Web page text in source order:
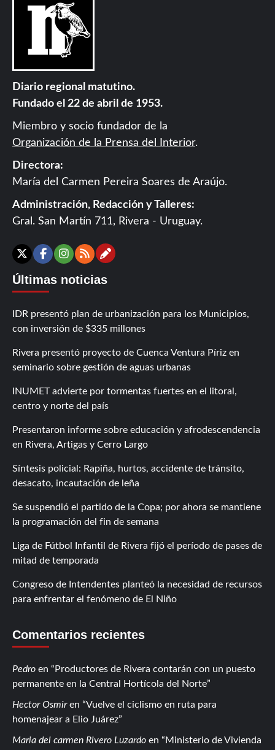
Diario regional matutino.
Fundado el 22 de abril de 1953.
Miembro y socio fundador de la
Organización de la Prensa del Interior.
Directora:
María del Carmen Pereira Soares de Araújo.
Administración, Redacción y Talleres:
Gral. San Martín 711, Rivera - Uruguay.
X Facebook
Instagram
RSSContáctanos
Últimas noticias
IDR presentó plan de urbanización para los Municipios,
con inversión de $335 millones
Rivera presentó proyecto de Cuenca Ventura Píriz en
seminario sobre gestión de aguas urbanas
INUMET advierte por tormentas fuertes en el litoral,
centro y norte del país
Presentaron informe sobre educación y afrodescendencia
en Rivera, Artigas y Cerro Largo
Síntesis policial: Rapiña, hurtos, accidente de tránsito,
desacato, incautación de leña
Se suspendió el partido de la Copa; por ahora se mantiene
la programación del fin de semana
Liga de Fútbol Infantil de Rivera fijó el período de pases de
mitad de temporada
Congreso de Intendentes planteó la necesidad de recursos
para enfrentar el fenómeno de El Niño
Comentarios recientes
Pedro en
Productores de Rivera contarán con un puesto
permanente en la Central Hortícola del Norte
Hector Osmiren
Vuelve el ciclismo en ruta para
homenajear a Elio Juárez
Maria del carmen Rivero Luzardo en
Ministerio de Vivienda